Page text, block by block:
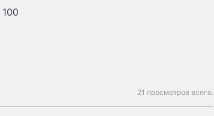
21 просмотров всего.